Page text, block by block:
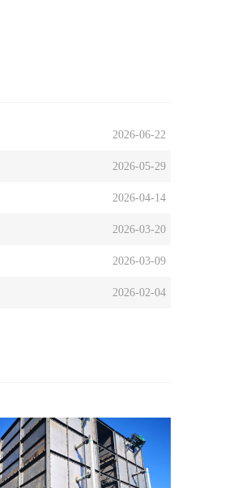
2026-06-22
2026-05-29
2026-04-14
2026-03-20
2026-03-09
2026-02-04